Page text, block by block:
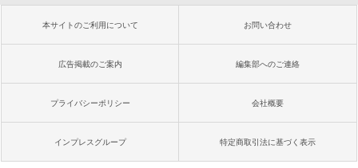
本サイトのご利用について お問い合わせ
広告掲載のご案内 編集部へのご連絡
プライバシーポリシー 会社概要
インプレスグループ 特定商取引法に基づく表示